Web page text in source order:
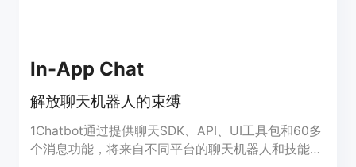
In-App Chat
解放聊天机器人的束缚
1Chatbot通过提供聊天SDK、API、UI工具包和60多
个消息功能，将来自不同平台的聊天机器人和技能融